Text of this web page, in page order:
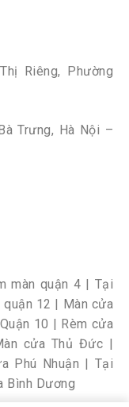
Riêng, Phường
Trưng, Hà Nội –
màn quận 4
Tại
quận 12
Màn cửa
10
Rèm cửa
cửa Thủ Đức
Phú Nhuận
Tại
Bình Dương